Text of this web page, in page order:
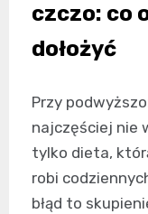
czczo: co
dołożyć
Przy
najczęściej nie
tylko dieta,
robi
błąd to